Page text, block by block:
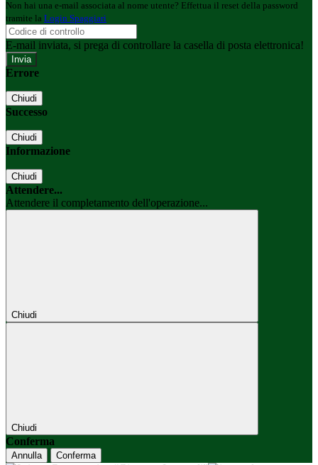
Non hai una e-mail associata al nome utente? Effettua il reset della password
tramite la Login Spaggiari
E-mail inviata, si prega di controllare la casella di posta elettronica!
Errore
Chiudi
Successo
Chiudi
Informazione
Chiudi
Attendere...
Attendere il completamento dell'operazione...
Chiudi
Chiudi
Conferma
Annulla Conferma